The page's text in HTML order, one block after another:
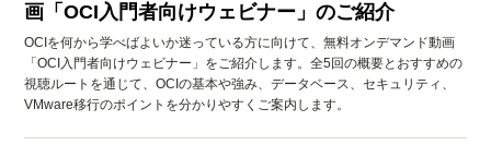
画「OCI入門者向けウェビナー」のご紹介
OCIを何から学べばよいか迷っている方に向けて、無料オンデマンド動画
「OCI入門者向けウェビナー」をご紹介します。全5回の概要とおすすめの
視聴ルートを通じて、OCIの基本や強み、データベース、セキュリティ、
VMware移行のポイントを分かりやすくご案内します。